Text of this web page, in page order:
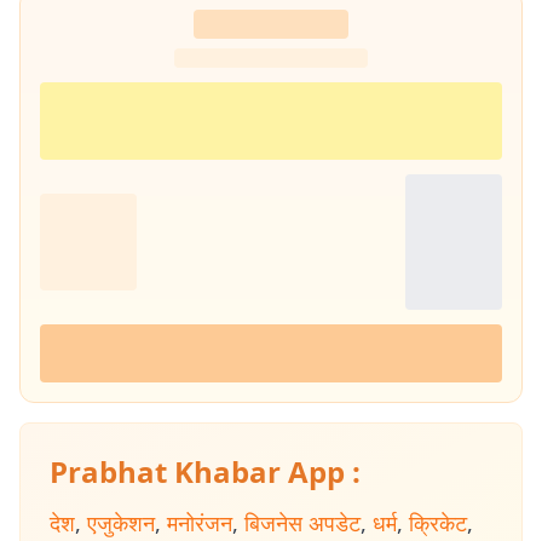
Prabhat Khabar App :
देश, एजुकेशन, मनोरंजन, बिजनेस अपडेट, धर्म, क्रिकेट,